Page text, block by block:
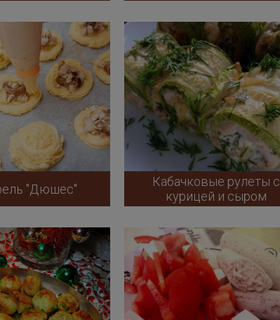
"Дюшес"
Кабачковые рулеты с
курицей и сыром